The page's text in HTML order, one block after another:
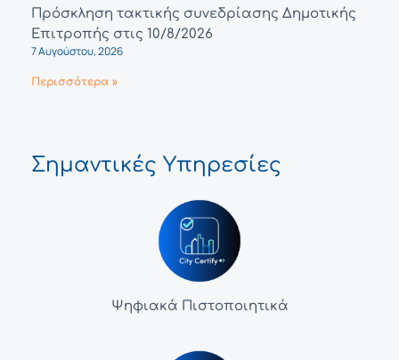
Πρόσκληση τακτικής συνεδρίασης Δημοτικής
Επιτροπής στις 10/8/2026
7 Αυγούστου, 2026
Περισσότερα »
Σημαντικές Υπηρεσίες
Ψηφιακά Πιστοποιητικά